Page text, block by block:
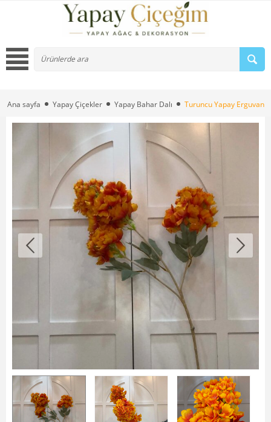
Ana sayfa Yapay Çiçekler Yapay Bahar Dalı Turuncu Yapay Erguvan